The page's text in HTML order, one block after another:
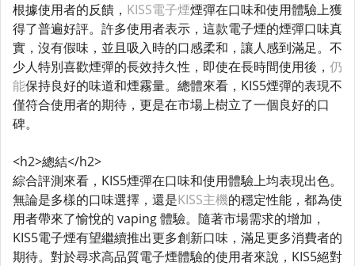
根據使用者的反饋， KISS電子煙煙彈在口味和使用體驗上獲
得了普遍好評。許多使用者表示，這款電子煙的煙彈口味真
實，沒有假味，並且吸入時的口感柔和，讓人感到滿足。不
少人特別喜歡煙彈的長效持久性，即使在長時間使用後， 仍
能保持良好的味道和煙霧量。總體來看，KIS5煙彈的表現不
僅符合使用者的期待，更是在市場上樹立了一個良好的口
碑。
<h2>總結</h2>
綜合評測來看，KIS5煙彈在口味和使用體驗上均表現出色。
無論是多樣的口味選擇，還是KISS主機的穩定性能，都為使
用者帶來了愉悅的 vaping 體驗。隨著市場需求的增加，
KIS5電子煙有望繼續推出更多創新口味，滿足更多消費者的
期待。對於尋求高品質電子煙體驗的使用者來說，KIS5絕對